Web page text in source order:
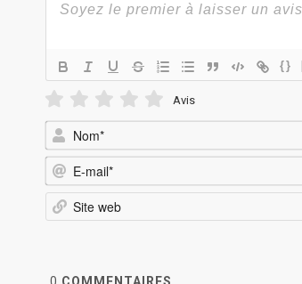
{}
Avis